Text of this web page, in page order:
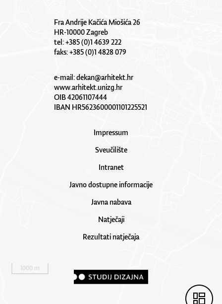
Fra Andrije Kačića Miošića 26
HR-10000 Zagreb
tel: +385 (0)1 4639 222
faks: +385 (0)1 4828 079
e-mail:dekan@arhitekt.hr
www.arhitekt.unizg.hr
OIB 42061107444
IBAN HR5623600001101225521
Impressum
Sveučilište
Intranet
Javno dostupne informacije
Javna nabava
Natječaji
Rezultati natječaja
1000 m